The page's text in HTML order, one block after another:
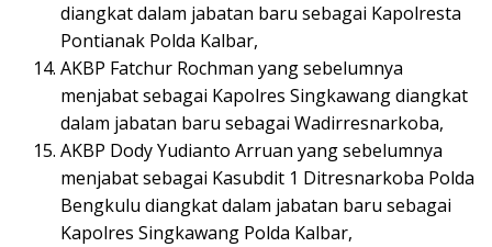
diangkat dalam jabatan baru sebagai Kapolresta
Pontianak Polda Kalbar,
AKBP Fatchur Rochman yang sebelumnya
menjabat sebagai Kapolres Singkawang diangkat
dalam jabatan baru sebagai Wadirresnarkoba,
AKBP Dody Yudianto Arruan yang sebelumnya
menjabat sebagai Kasubdit 1 Ditresnarkoba Polda
Bengkulu diangkat dalam jabatan baru sebagai
Kapolres Singkawang Polda Kalbar,